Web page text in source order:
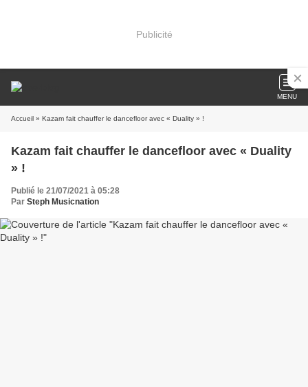
Publicité
MENU
Accueil » Kazam fait chauffer le dancefloor avec « Duality » !
Kazam fait chauffer le dancefloor avec « Duality
» !
Publié le 21/07/2021 à 05:28
Par Steph Musicnation